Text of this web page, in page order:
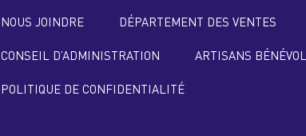
NOUS JOINDRE DÉPARTEMENT DES VENTES
CONSEIL D’ADMINISTRATION ARTISANS
POLITIQUE DE CONFIDENTIALITÉ